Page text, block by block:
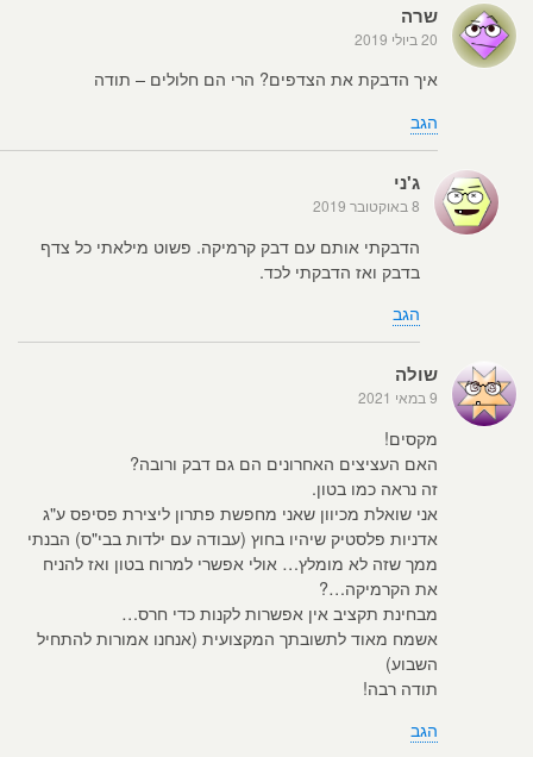
שרה
20 ביולי 2019
איך הדבקת את הצדפים? הרי הם חלולים – תודה
הגב
ג'ני
8 באוקטובר 2019
הדבקתי אותם עם דבק קרמיקה. פשוט מילאתי כל צדף
בדבק ואז הדבקתי לכד.
הגב
שולה
9 במאי 2021
מקסים!
האם העציצים האחרונים הם גם דבק ורובה?
זה נראה כמו בטון.
אני שואלת מכיוון שאני מחפשת פתרון ליצירת פסיפס ע"ג
אדניות פלסטיק שיהיו בחוץ (עבודה עם ילדות בבי"ס) הבנתי
ממך שזה לא מומלץ… אולי אפשרי למרוח בטון ואז להניח
את הקרמיקה…?
מבחינת תקציב אין אפשרות לקנות כדי חרס…
אשמח מאוד לתשובתך המקצועית (אנחנו אמורות להתחיל
השבוע)
תודה רבה!
הגב